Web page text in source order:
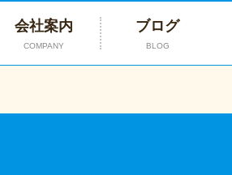
会社案内
COMPANY
ブログ
BLOG